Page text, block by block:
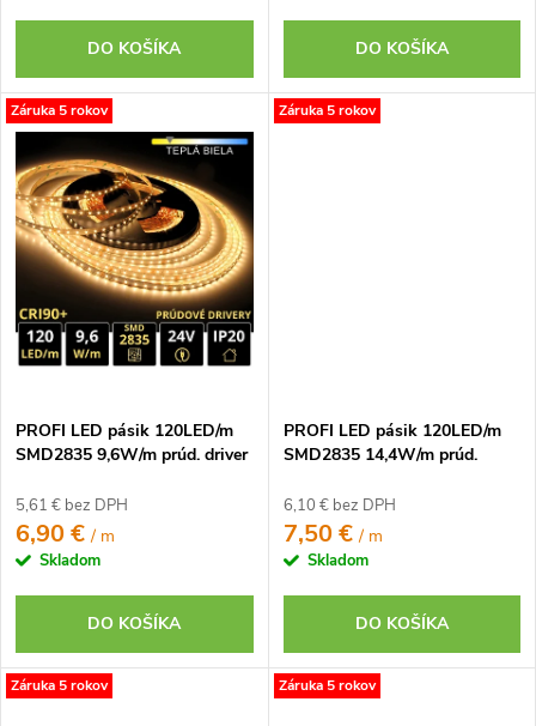
DO KOŠÍKA DO KOŠÍKA
Záruka 5 rokov
PROFI LED pásik 120LED/m
SMD2835 9,6W/m prúd. driver
5,61 € bez DPH
6,90 €/ m
Skladom
DO KOŠÍKA
Záruka 5 rokov
PROFI LED pásik 120LED/m
SMD2835 14,4W/m prúd.
6,10 € bez DPH
7,50 €/ m
Skladom
DO KOŠÍKA
Záruka 5 rokov Záruka 5 rokov